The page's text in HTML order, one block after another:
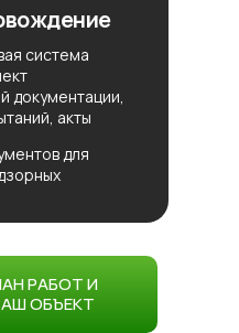
РАБОТ И
ОБЪЕКТ
для
система
документации,
акты